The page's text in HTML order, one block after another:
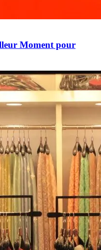
Moment pour